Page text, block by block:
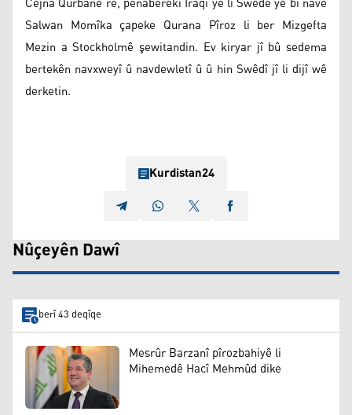
Salwan Momîka çapeke Qurana Pîroz li ber Mizgefta
Mezin a Stockholmê şewitandin. Ev kiryar jî bû sedema
bertekên navxweyî û navdewletî û û hin Swêdî jî li dijî wê
derketin.
Kurdistan24
Nûçeyên Dawî
berî 43 deqîqe
Mesrûr Barzanî pîrozbahiyê li
Mihemedê Hacî Mehmûd dike